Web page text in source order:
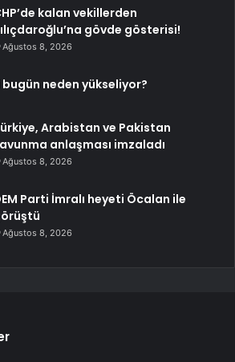
kalan vekillerden
gövde gösterisi!
Ağustos 8, 2026
neden yükseliyor?
Arabistan ve Pakistan
anlaşması imzaladı
Ağustos 8, 2026
Parti İmralı heyeti Öcalan ile
Ağustos 8, 2026